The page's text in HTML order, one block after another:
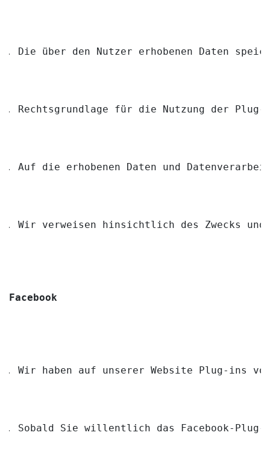
Die über den Nutzer erhobenen Daten
Rechtsgrundlage für die Nutzung der
Auf die erhobenen Daten und
Wir verweisen hinsichtlich des Zwecks und
Facebook
Wir haben auf unserer Website Plug-ins
Sobald Sie willentlich das Facebook-